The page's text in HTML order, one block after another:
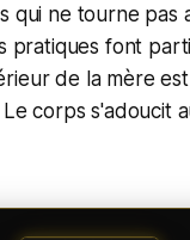
qui ne tourne pas
pratiques font
de la mère
corps s'adoucit